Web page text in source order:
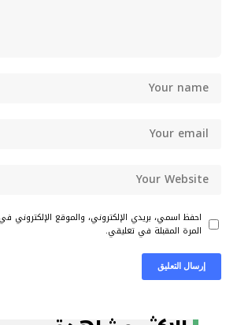
احفظ اسمي، بريدي الإلكتروني، والموقع الإلكتروني
المرة المقبلة في تعليقي.